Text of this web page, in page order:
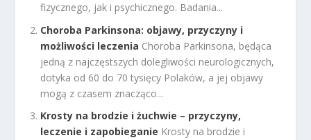
fizycznego, jak i psychicznego. Badania...
Choroba Parkinsona: objawy, przyczyny i
możliwości leczenia Choroba Parkinsona, będąca
jedną z najczęstszych dolegliwości neurologicznych,
dotyka od 60 do 70 tysięcy Polaków, a jej objawy
mogą z czasem znacząco...
Krosty na brodzie i żuchwie – przyczyny,
leczenie i zapobieganie Krosty na brodzie i